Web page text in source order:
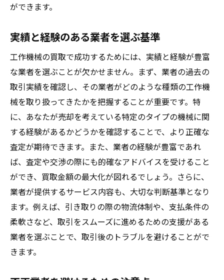
ができます。
実績と経験のある業者を選ぶ基準
工作機械の買取で成功するためには、実績と経験が豊富
な業者を選ぶことが欠かせません。まず、業者の過去の
取引実績を確認し、その業者がどのような種類の工作機
械を取り扱ってきたかを把握することが重要です。特
に、あなたが売却を考えている特定のタイプの機械に関
する経験があるかどうかを確認することで、より正確な
査定が期待できます。また、業者の経験が豊富であれ
ば、査定や交渉の際にも的確なアドバイスを受けること
ができ、買取金額の最大化が図れるでしょう。さらに、
業者が提供するサービス内容も、大切な判断基準となり
ます。例えば、引き取りの際の物流体制や、支払条件の
柔軟さなど、取引をスムーズに進めるための支援がある
業者を選ぶことで、取引後のトラブルを避けることがで
きます。